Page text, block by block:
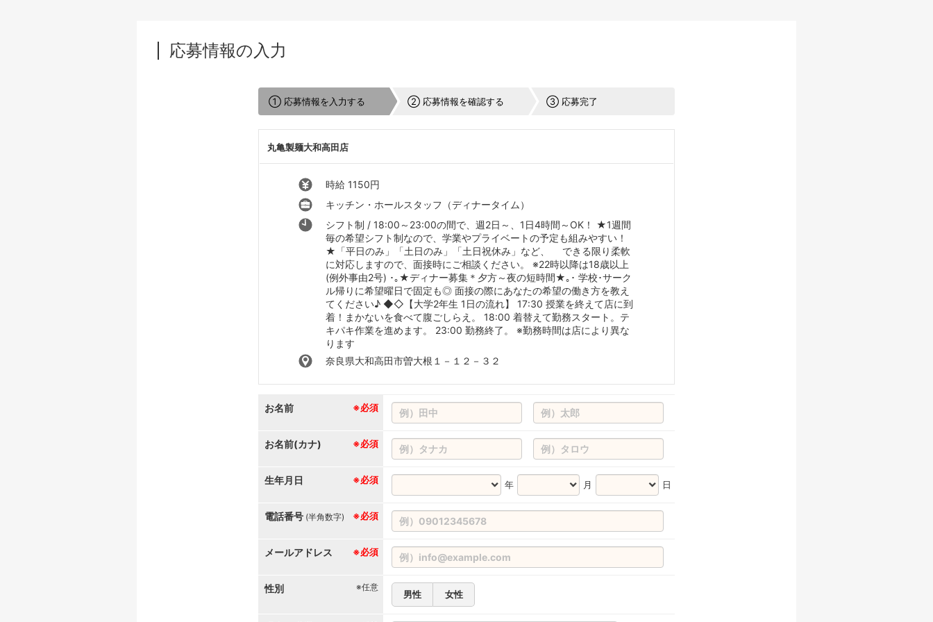
応募情報の入力
① 応募情報を入力する ② 応募情報を確認する ③ 応募完了
丸亀製麺大和高田店
時給 1150円
キッチン・ホールスタッフ（ディナータイム）
シフト制 / 18:00～23:00の間で、週2日～、1日4時間～OK！ ★1週間
毎の希望シフト制なので、学業やプライベートの予定も組みやすい！
★「平日のみ」「土日のみ」「土日祝休み」など、 できる限り柔軟
に対応しますので、面接時にご相談ください。 ※22時以降は18歳以上
(例外事由2号) ･｡★ディナー募集＊夕方～夜の短時間★｡･ 学校･サーク
ル帰りに希望曜日で固定も◎ 面接の際にあなたの希望の働き方を教え
てください♪ ◆◇【大学2年生 1日の流れ】 17:30 授業を終えて店に到
着！まかないを食べて腹ごしらえ。 18:00 着替えて勤務スタート。テ
キパキ作業を進めます。 23:00 勤務終了。 ※勤務時間は店により異な
ります
奈良県大和高田市曽大根１－１２－３２
お名前 ※必須
お名前(カナ) ※必須
生年月日 ※必須 年 月 日
電話番号 ※必須
(半角数字)
メールアドレス ※必須
性別 ※任意
男性 女性